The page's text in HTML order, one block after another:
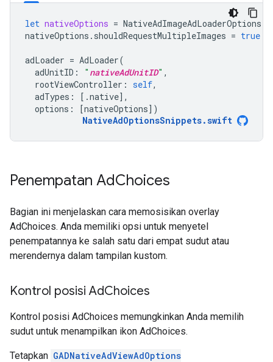
let nativeOptions = NativeAdImageAdLoaderOptions
nativeOptions . shouldRequestMultipleImages = true
adLoader = AdLoader(
adUnitID : " nativeAdUnitID" ,
rootViewController : self,
adTypes : [.native],
options : [nativeOptions])
NativeAdOptionsSnippets.swift
Penempatan AdChoices
Bagian ini menjelaskan cara memosisikan overlay
AdChoices. Anda memiliki opsi untuk menyetel
penempatannya ke salah satu dari empat sudut atau
merendernya dalam tampilan kustom.
Kontrol posisi AdChoices
Kontrol posisi AdChoices memungkinkan Anda memilih
sudut untuk menampilkan ikon AdChoices.
Tetapkan GADNativeAdViewAdOptions